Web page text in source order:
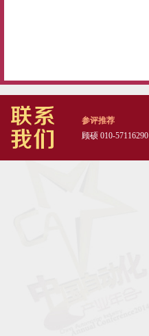
参评推荐
顾硕 010-57116290